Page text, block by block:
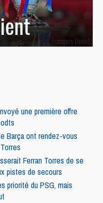
une première offre
Barça ont rendez-vous
Ferran Torres de se
pistes de secours
priorité du PSG, mais